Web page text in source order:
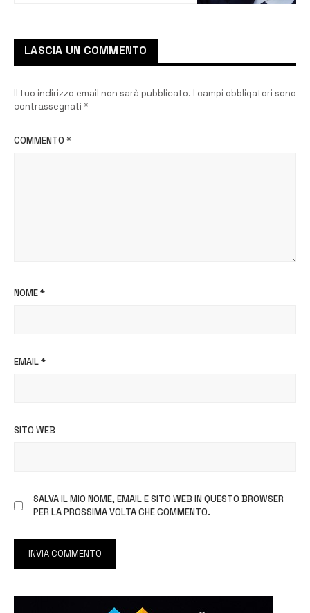
italiani”
LASCIA UN COMMENTO
Il tuo indirizzo email non sarà pubblicato. I campi obbligatori sono
contrassegnati *
COMMENTO *
NOME*
EMAIL*
SITO WEB
SALVA IL MIO NOME, EMAIL E SITO WEB IN QUESTO BROWSER
PER LA PROSSIMA VOLTA CHE COMMENTO.